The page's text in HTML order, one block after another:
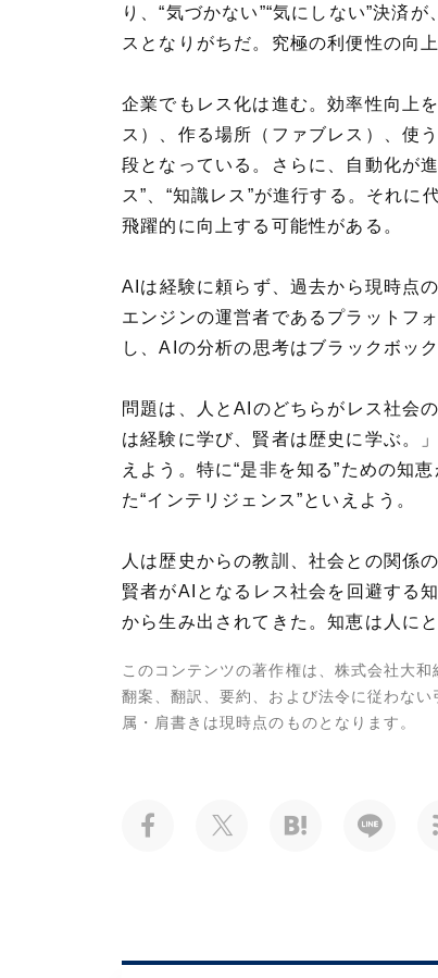
り、“気づかない”“気にしない”決済
スとなりがちだ。究極の利便性の向
企業でもレス化は進む。効率性向上
ス）、作る場所（ファブレス）、使
段となっている。さらに、自動化が
ス”、“知識レス”が進行する。それ
飛躍的に向上する可能性がある。
AIは経験に頼らず、過去から現時点
エンジンの運営者であるプラットフ
し、AIの分析の思考はブラックボッ
問題は、人とAIのどちらがレス社会
は経験に学び、賢者は歴史に学ぶ。
えよう。特に“是非を知る”ための知
た“インテリジェンス”といえよう。
人は歴史からの教訓、社会との関係
賢者がAIとなるレス社会を回避する
から生み出されてきた。知恵は人に
このコンテンツの著作権は、株式会社大
翻案、翻訳、要約、および法令に従わな
属・肩書きは現時点のものとなります。